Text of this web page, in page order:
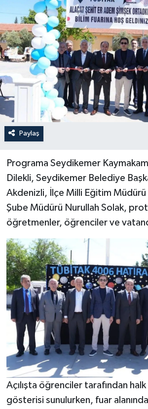
Paylaş
Programa Seydikemer
Dilekli, Seydikemer Belediye
Akdenizli, İlçe Milli Eğitim Müdürü
Şube Müdürü Nurullah Solak,
öğretmenler, öğrenciler ve
Açılışta öğrenciler tarafından halk
gösterisi sunulurken, fuar